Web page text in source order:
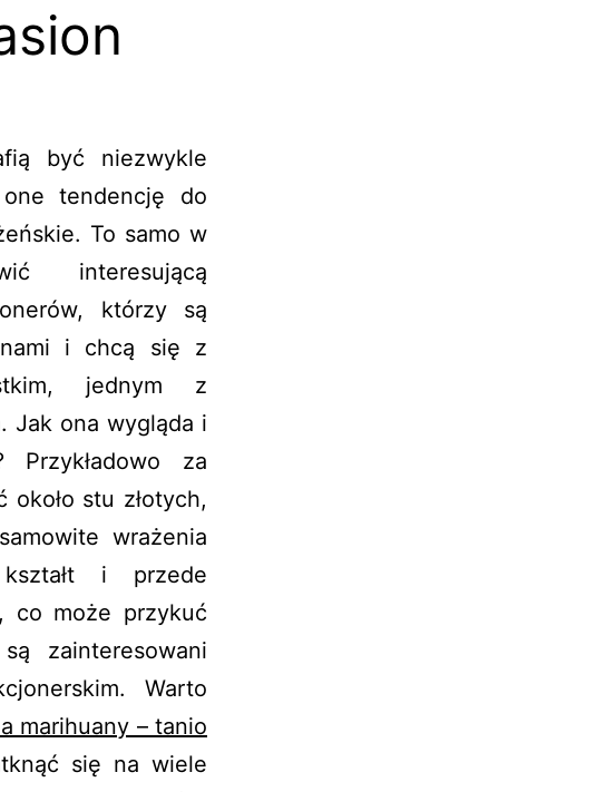
być niezwykle
tendencję do
To samo w
interesującą
którzy są
i chcą się z
jednym z
Jak ona wygląda i
za
stu złotych,
wrażenia
kształt i przede
co może przykuć
zainteresowani
Warto
marihuany – tanio
się na wiele